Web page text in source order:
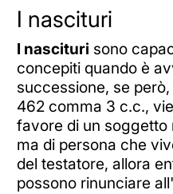
I nascituri
I nascituri sono
concepiti quando è
successione, se
462 comma 3 c.c.,
favore di un soggetto
ma di persona che
del testatore, allora
possono rinunciare